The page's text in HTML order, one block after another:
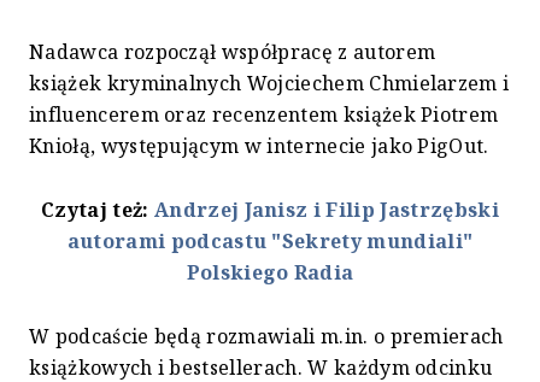
Nadawca rozpoczął współpracę z autorem
książek kryminalnych Wojciechem Chmielarzem i
influencerem oraz recenzentem książek Piotrem
Kniołą, występującym w internecie jako PigOut.
Czytaj też: Andrzej Janisz i Filip Jastrzębski
autorami podcastu "Sekrety mundiali"
Polskiego Radia
W podcaście będą rozmawiali m.in. o premierach
książkowych i bestsellerach. W każdym odcinku